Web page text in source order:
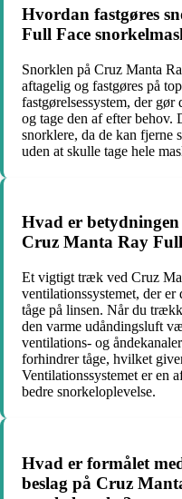
Hvordan fastgøres
Full Face
Snorklen på Cruz Manta
aftagelig og fastgøres på
fastgørelsessystem, der
og tage den af efter behov.
snorklere, da de kan fjerne
uden at skulle tage hele
Hvad er
Cruz Manta Ray
Et vigtigt træk ved Cruz
ventilationssystemet, der
tåge på linsen. Når du
den varme udåndingsluft
ventilations- og
forhindrer tåge, hvilket
Ventilationssystemet er en
bedre snorkeloplevelse.
Hvad er formålet
beslag på Cruz